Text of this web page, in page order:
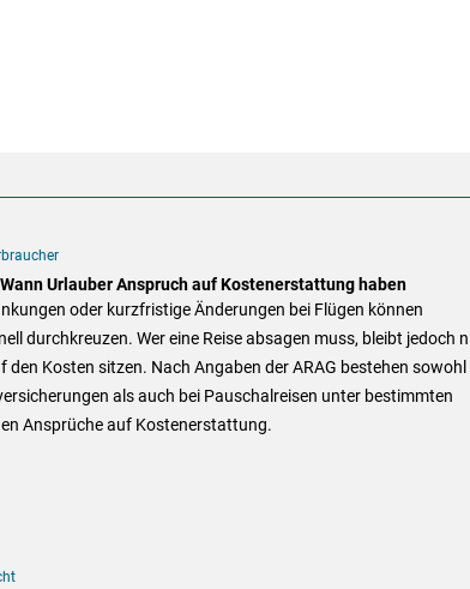
Urlauber Anspruch auf Kostenerstattung haben
oder kurzfristige Änderungen bei Flügen können
durchkreuzen. Wer eine Reise absagen muss, bleibt jedoch
den Kosten sitzen. Nach Angaben der ARAG bestehen sowohl
als auch bei Pauschalreisen unter bestimmten
Ansprüche auf Kostenerstattung.